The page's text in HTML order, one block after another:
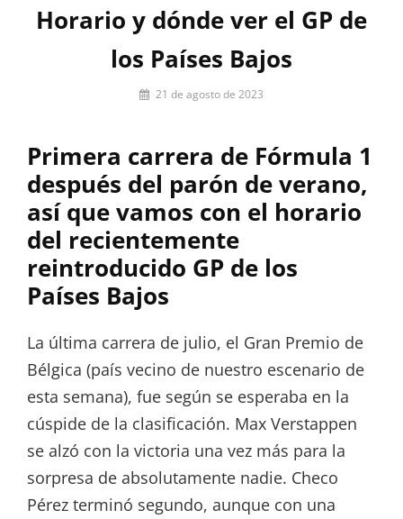
Horario y dónde ver el GP de
los Países Bajos
Por 21 de agosto de 2023
Primera carrera de Fórmula 1
después del parón de verano,
así que vamos con el horario
del recientemente
reintroducido GP de los
Países Bajos
La última carrera de julio, el Gran Premio de
Bélgica (país vecino de nuestro escenario de
esta semana), fue según se esperaba en la
cúspide de la clasificación. Max Verstappen
se alzó con la victoria una vez más para la
sorpresa de absolutamente nadie. Checo
Pérez terminó segundo, aunque con una